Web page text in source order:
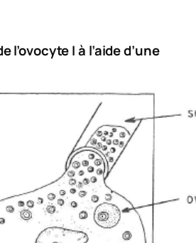
l’ovocyte I à l’aide d’une